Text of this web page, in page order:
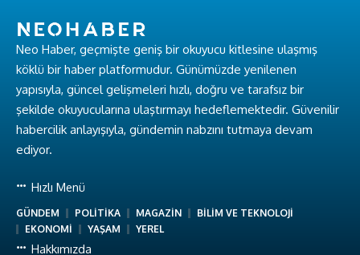
Neo Haber, geçmişte geniş bir okuyucu kitlesine ulaşmış
köklü bir haber platformudur. Günümüzde yenilenen
yapısıyla, güncel gelişmeleri hızlı, doğru ve tarafsız bir
şekilde okuyucularına ulaştırmayı hedeflemektedir. Güvenilir
habercilik anlayışıyla, gündemin nabzını tutmaya devam
ediyor.
Hızlı Menü
GÜNDEM POLİTİKA MAGAZİN
BİLİM VE TEKNOLOJİ
EKONOMİ
YAŞAM YEREL
Hakkımızda